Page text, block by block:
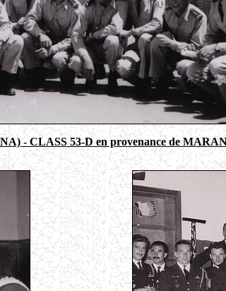
- CLASS 53-D en provenance de